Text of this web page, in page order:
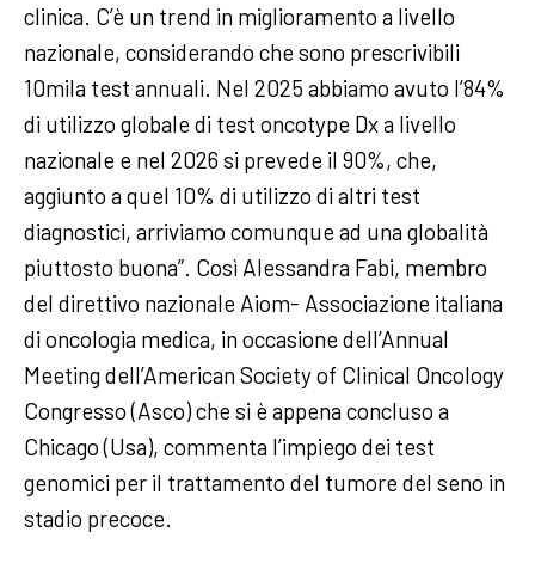
clinica. C’è un trend in miglioramento a livello
nazionale, considerando che sono prescrivibili
10mila test annuali. Nel 2025 abbiamo avuto l’84%
di utilizzo globale di test oncotype Dx a livello
nazionale e nel 2026 si prevede il 90%, che,
aggiunto a quel 10% di utilizzo di altri test
diagnostici, arriviamo comunque ad una globalità
piuttosto buona”. Così Alessandra Fabi, membro
del direttivo nazionale Aiom- Associazione italiana
di oncologia medica, in occasione dell’Annual
Meeting dell’American Society of Clinical Oncology
Congresso (Asco) che si è appena concluso a
Chicago (Usa), commenta l’impiego dei test
genomici per il trattamento del tumore del seno in
stadio precoce.